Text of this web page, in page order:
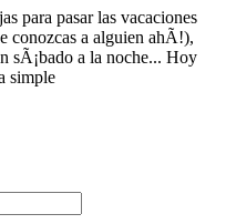
para pasar las vacaciones
conozcas a alguien ahÃ­!),
sÃ¡bado a la noche... Hoy
simple